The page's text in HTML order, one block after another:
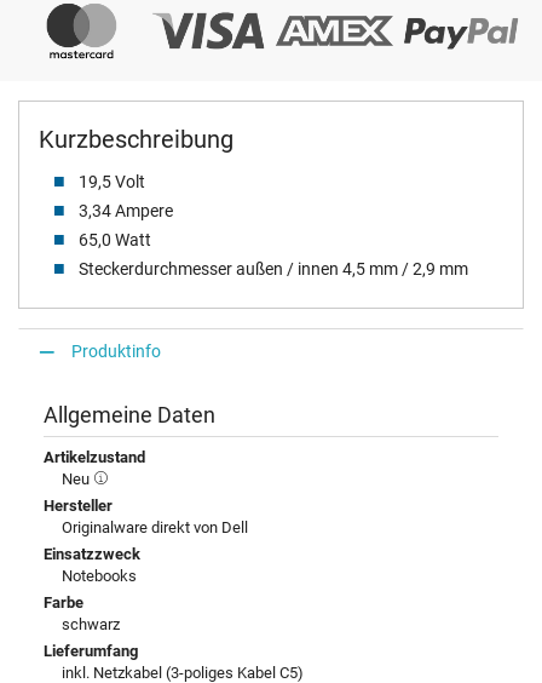
Kurzbeschreibung
19,5 Volt
3,34 Ampere
65,0 Watt
Steckerdurchmesser außen / innen 4,5 mm / 2,9 mm
Produktinfo
Allgemeine Daten
Artikelzustand
Neu
Hersteller
Originalware direkt von Dell
Einsatzzweck
Notebooks
Farbe
schwarz
Lieferumfang
inkl. Netzkabel (3-poliges Kabel C5)